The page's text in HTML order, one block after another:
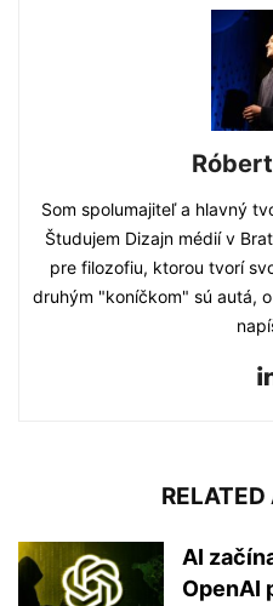
Som spolumajiteľ a hlavný
Študujem Dizajn médií v
pre filozofiu, ktorou tvorí
druhým "koníčkom" sú autá,
AI
OpenAI